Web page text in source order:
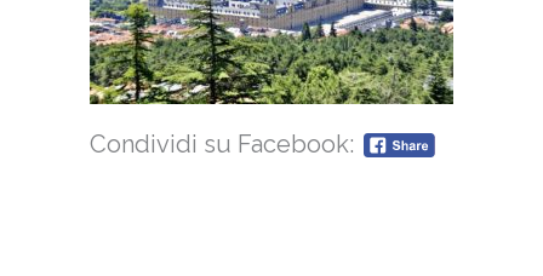
Condividi su Facebook: